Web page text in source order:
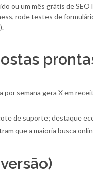
ou um mês grátis de SEO
rode testes de
semana gera X em
de suporte; destaque
que a maioria busca